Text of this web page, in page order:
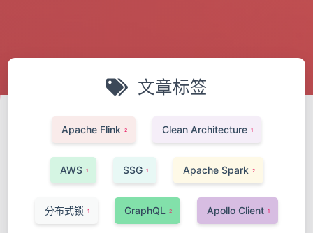
文章标签
Apache Flink 2 Clean Architecture 1
AWS 1 SSG 1 Apache Spark 2
分布式锁 1 GraphQL 2 Apollo Client 1